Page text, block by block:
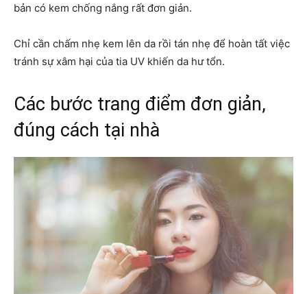
bản có kem chống nắng rất đơn giản.
Chỉ cần chấm nhẹ kem lên da rồi tán nhẹ để hoàn tất việc
tránh sự xâm hại của tia UV khiến da hư tổn.
Các bước trang điểm đơn giản,
đúng cách tại nhà